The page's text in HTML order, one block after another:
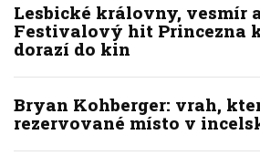
Lesbické královny, vesmír
Festivalový hit Princezna
dorazí do kin
Bryan Kohberger: vrah,
rezervované místo v